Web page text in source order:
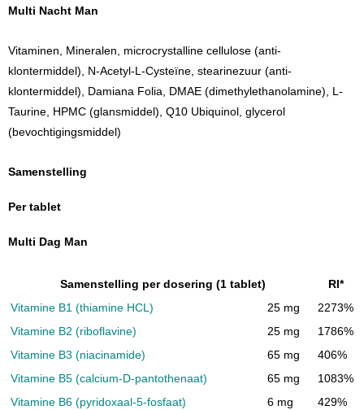
Multi Nacht Man
Vitaminen, Mineralen, microcrystalline cellulose (anti-
klontermiddel), N-Acetyl-L-Cysteïne, stearinezuur (anti-
klontermiddel), Damiana Folia, DMAE (dimethylethanolamine), L-
Taurine, HPMC (glansmiddel), Q10 Ubiquinol, glycerol
(bevochtigingsmiddel)
Samenstelling
Per tablet
Multi Dag Man
Samenstelling per dosering (1 tablet)
RI*
Vitamine B1 (thiamine HCL)
25 mg
2273%
Vitamine B2 (riboflavine)
25 mg
1786%
Vitamine B3 (niacinamide)
65 mg
406%
Vitamine B5 (calcium-D-pantothenaat)
65 mg
1083%
Vitamine B6 (pyridoxaal-5-fosfaat)
6 mg
429%